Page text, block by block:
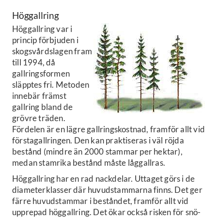
Höggallring
Höggallring var i
princip förbjuden i
skogsvårdslagen fram
till 1994, då
gallringsformen
släpptes fri. Metoden
innebär främst
gallring bland de
grövre träden.
Fördelen är en lägre gallringskostnad, framför allt vid
förstagallringen. Den kan praktiseras i väl röjda
bestånd (mindre än 2000 stammar per hektar),
medan stamrika bestånd måste låggallras.
Höggallring har en rad nackdelar. Uttaget görs i de
diameterklasser där huvudstammarna finns. Det ger
färre huvudstammar i beståndet, framför allt vid
upprepad höggallring. Det ökar också risken för snö-